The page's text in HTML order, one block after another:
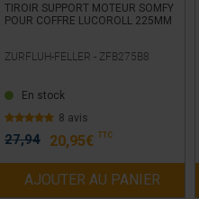
TIROIR SUPPORT MOTEUR SOMFY
POUR COFFRE LUCOROLL 225MM
ZURFLUH-FELLER - ZFB275B8
En stock
8 avis
27,94 20,95€ TTC
AJOUTER AU PANIER